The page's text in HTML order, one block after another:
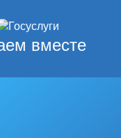
вместе